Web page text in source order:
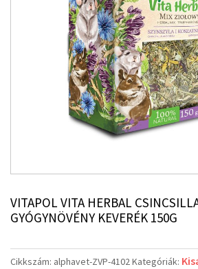
VITAPOL VITA HERBAL
GYÓGYNÖVÉNY KEVERÉK 150G
Cikkszám: alphavet-ZVP-4102Kategóriák: